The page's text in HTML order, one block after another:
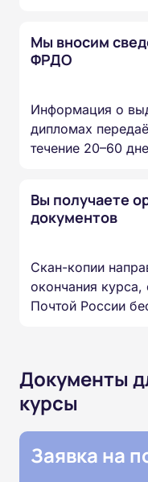
Мы вносим
ФРДО
Информация о
дипломах
течение 20–60
Вы получаете
документов
Скан-копии
окончания курса,
Почтой России
Документы
курсы
Заявка на